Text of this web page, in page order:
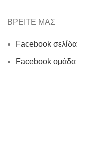
ΒΡΕΙΤΕ ΜΑΣ
Facebook σελίδα
Facebook ομάδα